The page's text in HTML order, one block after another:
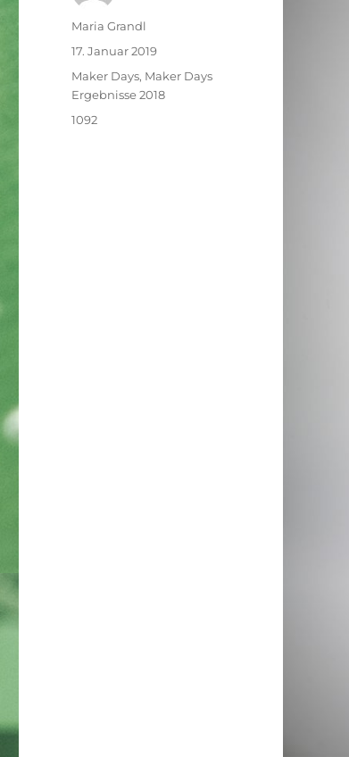
Autor
Maria Grandl
Veröffentlicht
am
17. Januar 2019
Kategorien
Maker Days, Maker Days
Ergebnisse 2018
Schlagwörter
1092